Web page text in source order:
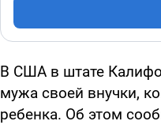
В США в штате
мужа своей внучки,
ребенка. Об этом